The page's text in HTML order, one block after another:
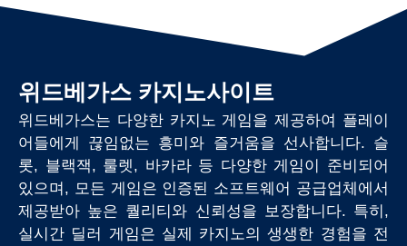
위드베가스 카지노사이트
위드베가스는 다양한 카지노 게임을 제공하여 플레이
어들에게 끊임없는 흥미와 즐거움을 선사합니다. 슬
롯, 블랙잭, 룰렛, 바카라 등 다양한 게임이 준비되어
있으며, 모든 게임은 인증된 소프트웨어 공급업체에서
제공받아 높은 퀄리티와 신뢰성을 보장합니다. 특히,
실시간 딜러 게임은 실제 카지노의 생생한 경험을 전